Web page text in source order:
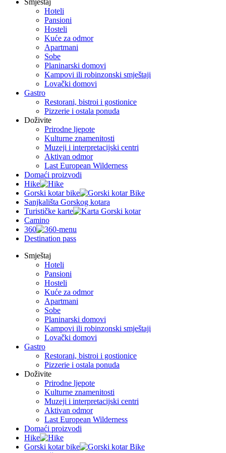
Smještaj
Hoteli
Pansioni
Hosteli
Kuće za odmor
Apartmani
Sobe
Planinarski domovi
Kampovi ili robinzonski smještaji
Lovački domovi
Gastro
Restorani, bistroi i gostionice
Pizzerie i ostala ponuda
Doživite
Prirodne ljepote
Kulturne znamenitosti
Muzeji i interpretacijski centri
Aktivan odmor
Last European Wilderness
Domaći proizvodi
Hike
Gorski kotar bike
Sanjkališta Gorskog kotara
Turističke karte
Camino
360
Destination pass
Smještaj
Hoteli
Pansioni
Hosteli
Kuće za odmor
Apartmani
Sobe
Planinarski domovi
Kampovi ili robinzonski smještaji
Lovački domovi
Gastro
Restorani, bistroi i gostionice
Pizzerie i ostala ponuda
Doživite
Prirodne ljepote
Kulturne znamenitosti
Muzeji i interpretacijski centri
Aktivan odmor
Last European Wilderness
Domaći proizvodi
Hike
Gorski kotar bike